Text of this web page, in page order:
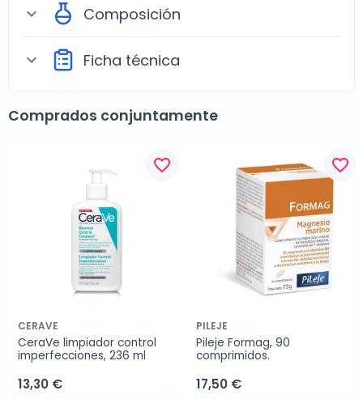
expand_more Composición
expand_more Ficha técnica
Comprados conjuntamente
favorite_border
CERAVE
CeraVe limpiador control
imperfecciones, 236 ml
13,30 €
favorite_border
PILEJE
Pileje Formag, 90
comprimidos.
17,50 €